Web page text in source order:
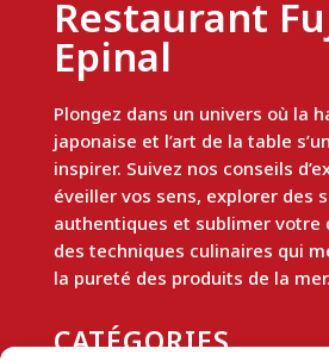
Restaurant
Epinal
Plongez dans un univers où la
japonaise et l’art de la table
inspirer. Suivez nos conseils
éveiller vos sens, explorer des
authentiques et sublimer votre
des techniques culinaires qui
la pureté des produits de la mer.
CATÉGORIES